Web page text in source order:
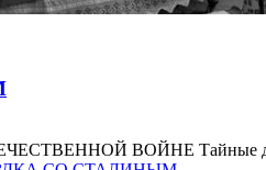
ВОЙНЕ Тайные